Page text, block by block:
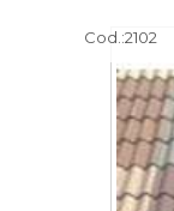
Cod.:2102